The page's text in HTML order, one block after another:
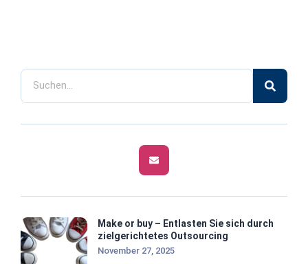
Make or buy – Entlasten Sie sich durch
zielgerichtetes Outsourcing
November 27, 2025